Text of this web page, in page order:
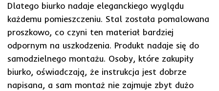
Dlatego biurko nadaje eleganckiego wyglądu
każdemu pomieszczeniu. Stal została pomalowana
proszkowo, co czyni ten materiał bardziej
odpornym na uszkodzenia. Produkt nadaje się do
samodzielnego montażu. Osoby, które zakupiły
biurko, oświadczają, że instrukcja jest dobrze
napisana, a sam montaż nie zajmuje zbyt dużo